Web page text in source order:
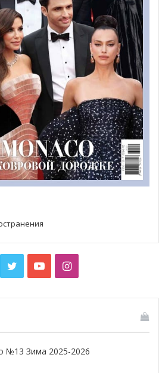
не должен отличаться
неограничен.
нового закона необходимо
технические требования в
При получении разрешения
за проект должны
чтобы удостовериться, что ни
они не забыли.
возможны лишь в тех в случаях,
технические трудности,
или с окружающей его средой.
TwitterYouTubeInstagram
№13 Зима 2025-2026